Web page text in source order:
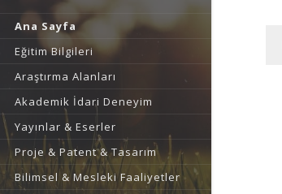
Ana Sayfa
Eğitim Bilgileri
Araştırma Alanları
Akademik İdari Deneyim
Yayınlar & Eserler
Proje & Patent & Tasarım
Bilimsel & Mesleki Faaliyetler